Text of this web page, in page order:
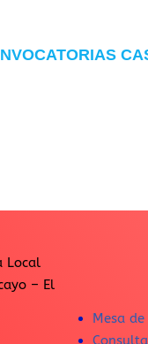
Local
– El
Mesa